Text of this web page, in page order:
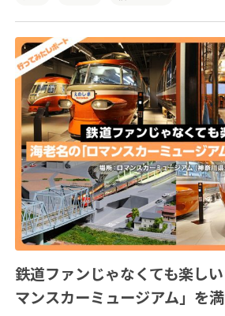
鉄道ファンじゃなくても楽し
マンスカーミュージアム」を